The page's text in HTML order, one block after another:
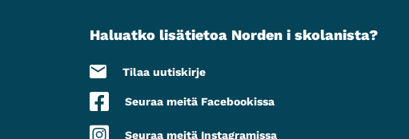
Haluatko lisätietoa Norden i skolanista?
Tilaa uutiskirje
Seuraa meitä Facebookissa
Seuraa meitä Instagramissa